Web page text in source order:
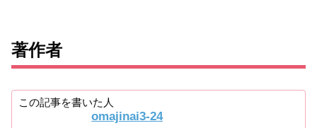
著作者
この記事を書いた人
omajinai3-24